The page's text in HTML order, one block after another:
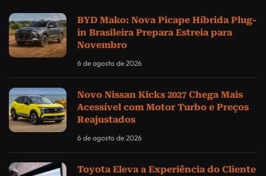
BYD Mako: Nova Picape Híbrida Plug-
in Brasileira Prepara Estreia para
Novembro
6 de agosto de 2026
Novo Nissan Kicks 2027 Chega Mais
Acessível com Motor Turbo e Preços
Reajustados
6 de agosto de 2026
Toyota Eleva a Experiência do Cliente